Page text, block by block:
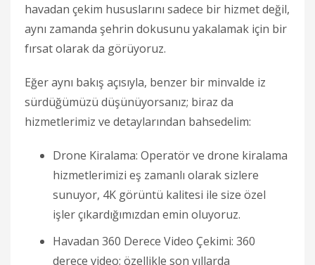
havadan çekim hususlarını sadece bir hizmet değil,
aynı zamanda şehrin dokusunu yakalamak için bir
fırsat olarak da görüyoruz.
Eğer aynı bakış açısıyla, benzer bir minvalde iz
sürdüğümüzü düşünüyorsanız; biraz da
hizmetlerimiz ve detaylarından bahsedelim:
Drone Kiralama: Operatör ve drone kiralama
hizmetlerimizi eş zamanlı olarak sizlere
sunuyor, 4K görüntü kalitesi ile size özel
işler çıkardığımızdan emin oluyoruz.
Havadan 360 Derece Video Çekimi: 360
derece video; özellikle son yıllarda